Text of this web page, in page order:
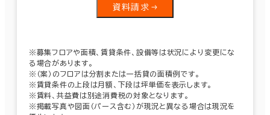
資料請求
※募集フロアや面積、賃貸条件、設備等は状況により変更にな
る場合があります。
※（案）のフロアは分割または一括貸の面積例です。
※賃貸条件の上段は月額、下段は坪単価を表示します。
※賃料、共益費は別途消費税の対象となります。
※掲載写真や図面（パース含む）が現況と異なる場合は現況を